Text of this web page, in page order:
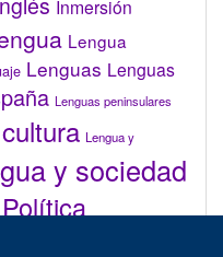
Inmersión
Lengua
Lenguas Lenguas
Lenguas peninsulares
Lengua y
y sociedad
Política